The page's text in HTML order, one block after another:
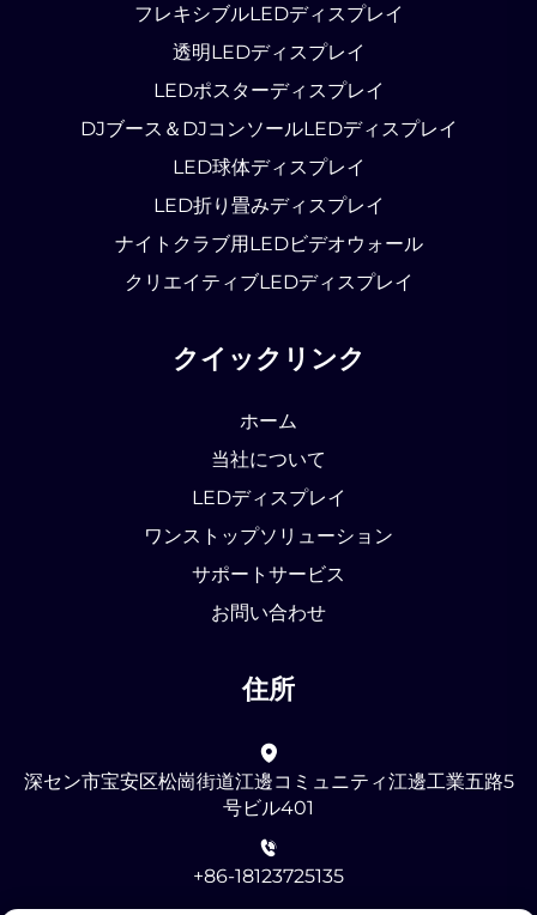
フレキシブルLEDディスプレイ
透明LEDディスプレイ
LEDポスターディスプレイ
DJブース＆DJコンソールLEDディスプレイ
LED球体ディスプレイ
LED折り畳みディスプレイ
ナイトクラブ用LEDビデオウォール
クリエイティブLEDディスプレイ
クイックリンク
ホーム
当社について
LEDディスプレイ
ワンストップソリューション
サポートサービス
お問い合わせ
住所
深セン市宝安区松崗街道江邊コミュニティ江邊工業五路5
号ビル401
+86-18123725135